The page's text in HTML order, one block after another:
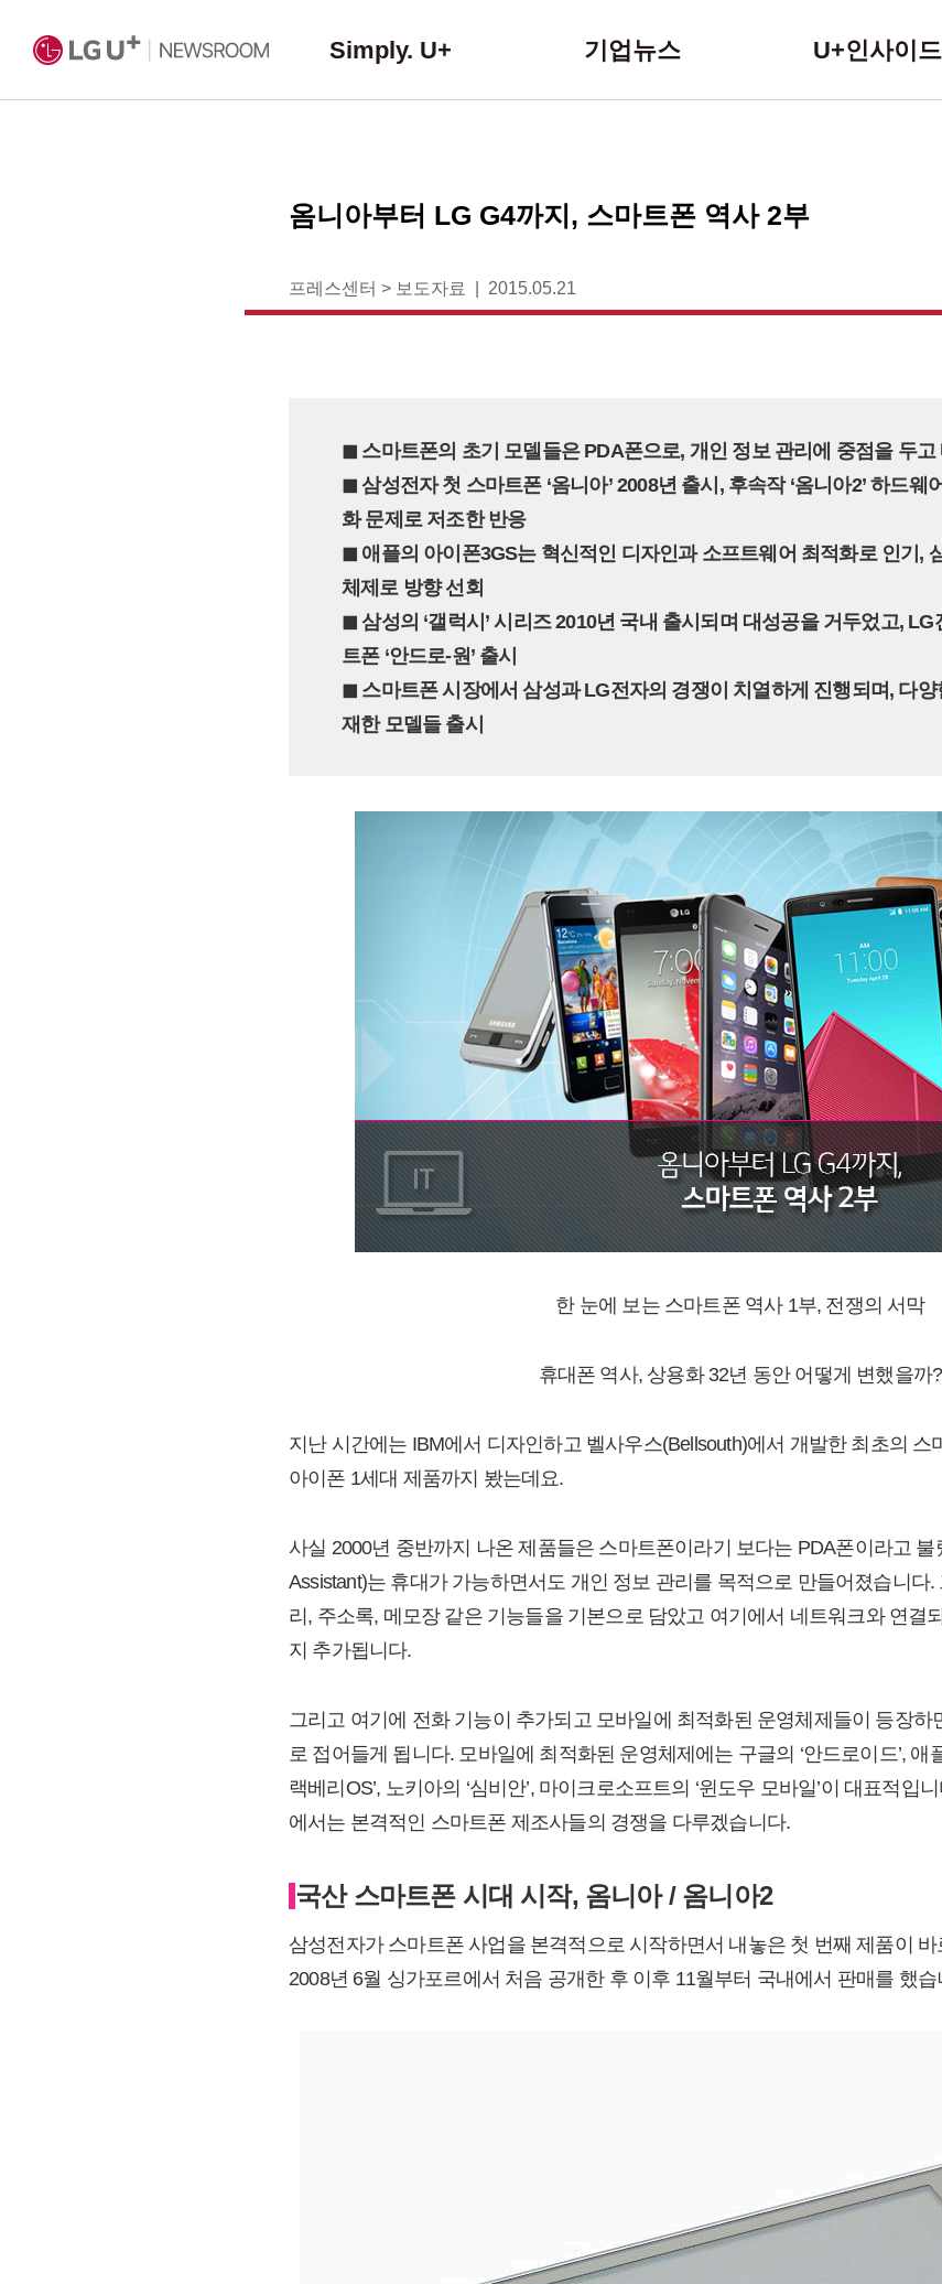
Simply. U+ 기업뉴스 U+인사이드
옴니아부터 LG G4까지, 스마트폰 역사 2부
프레스센터 > 보도자료 2015.05.21
◼︎ 스마트폰의 초기 모델들은 PDA폰으로, 개인 정보 관리에 중점을 두
◼︎ 삼성전자 첫 스마트폰 ‘옴니아’ 2008년 출시, 후속작 ‘옴니아2’ 하드웨
화 문제로 저조한 반응
◼︎ 애플의 아이폰3GS는 혁신적인 디자인과 소프트웨어 최적화로 인기,
체제로 방향 선회
◼︎ 삼성의 ‘갤럭시’ 시리즈 2010년 국내 출시되며 대성공을 거두었고,
트폰 ‘안드로-원’ 출시
◼︎ 스마트폰 시장에서 삼성과 LG전자의 경쟁이 치열하게 진행되며, 다
재한 모델들 출시
한 눈에 보는 스마트폰 역사 1부, 전쟁의 서막
휴대폰 역사, 상용화 32년 동안 어떻게 변했을까?
지난 시간에는 IBM에서 디자인하고 벨사우스(Bellsouth)에서 개발한 최초의 스
아이폰 1세대 제품까지 봤는데요.
사실 2000년 중반까지 나온 제품들은 스마트폰이라기 보다는 PDA폰이라고 불
Assistant)는 휴대가 가능하면서도 개인 정보 관리를 목적으로 만들어졌습니다
리, 주소록, 메모장 같은 기능들을 기본으로 담았고 여기에서 네트워크와 연결
지 추가됩니다.
그리고 여기에 전화 기능이 추가되고 모바일에 최적화된 운영체제들이 등장하
로 접어들게 됩니다. 모바일에 최적화된 운영체제에는 구글의 ‘안드로이드’, 애
랙베리OS’, 노키아의 ‘심비안’, 마이크로소프트의 ‘윈도우 모바일’이 대표적입
에서는 본격적인 스마트폰 제조사들의 경쟁을 다루겠습니다.
국산 스마트폰 시대 시작, 옴니아 / 옴니아2
삼성전자가 스마트폰 사업을 본격적으로 시작하면서 내놓은 첫 번째 제품이 바
2008년 6월 싱가포르에서 처음 공개한 후 이후 11월부터 국내에서 판매를 했습